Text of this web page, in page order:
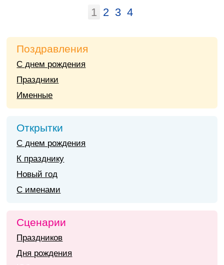
1 2 3 4
Поздравления
С днем рождения
Праздники
Именные
Открытки
С днем рождения
К празднику
Новый год
С именами
Сценарии
Праздников
Дня рождения